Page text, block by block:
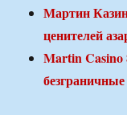
Мартин
ценителей
Martin Casino